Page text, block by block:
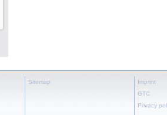
Sitemap
Imprint
GTC
Privacy